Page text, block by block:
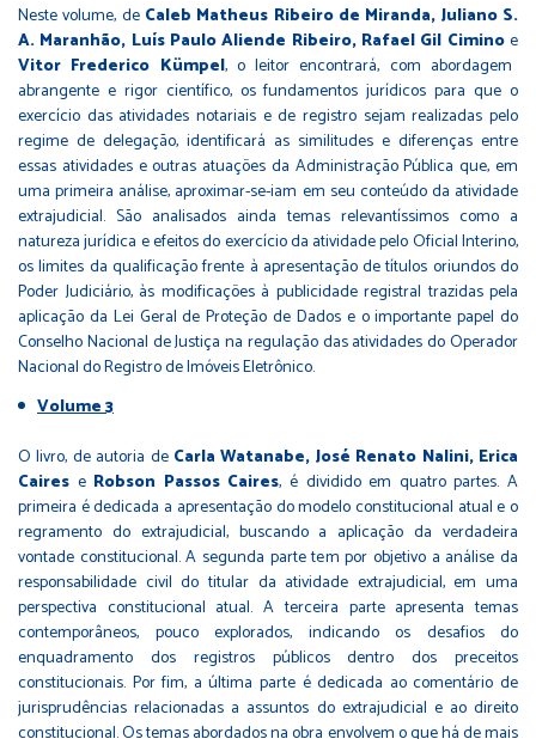
Neste volume, de Caleb Matheus Ribeiro de Miranda, Juliano S.
A. Maranhão, Luís Paulo Aliende Ribeiro, Rafael Gil Ciminoe
Vitor Frederico Kümpel, o leitor encontrará, com abordagem
abrangente e rigor científico, os fundamentos jurídicos para que o
exercício das atividades notariais e de registro sejam realizadas pelo
regime de delegação, identificará as similitudes e diferenças entre
essas atividades e outras atuações da Administração Pública que, em
uma primeira análise, aproximar-se-iam em seu conteúdo da atividade
extrajudicial. São analisados ainda temas relevantíssimos como a
natureza jurídica e efeitos do exercício da atividade pelo Oficial Interino,
os limites da qualificação frente à apresentação de títulos oriundos do
Poder Judiciário, às modificações à publicidade registral trazidas pela
aplicação da Lei Geral de Proteção de Dados e o importante papel do
Conselho Nacional de Justiça na regulação das atividades do Operador
Nacional do Registro de Imóveis Eletrônico.
Volume 3
O livro, de autoria de Carla Watanabe, José Renato Nalini, Erica
Caires eRobson Passos Caires, é dividido em quatro partes. A
primeira é dedicada a apresentação do modelo constitucional atual e o
regramento do extrajudicial, buscando a aplicação da verdadeira
vontade constitucional. A segunda parte tem por objetivo a análise da
responsabilidade civil do titular da atividade extrajudicial, em uma
perspectiva constitucional atual. A terceira parte apresenta temas
contemporâneos, pouco explorados, indicando os desafios do
enquadramento dos registros públicos dentro dos preceitos
constitucionais. Por fim, a última parte é dedicada ao comentário de
jurisprudências relacionadas a assuntos do extrajudicial e ao direito
constitucional. Os temas abordados na obra envolvem o que há de mais